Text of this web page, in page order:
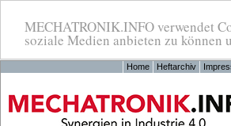
MECHATRONIK.INFO verwendet
soziale Medien anbieten zu
Home Heftarchiv